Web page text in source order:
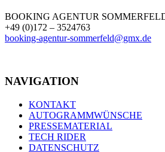
BOOKING AGENTUR
+49 (0)172 – 3524763
booking-agentur-sommerfeld@gmx.de
NAVIGATION
KONTAKT
AUTOGRAMMWÜNSCHE
PRESSEMATERIAL
TECH RIDER
DATENSCHUTZ